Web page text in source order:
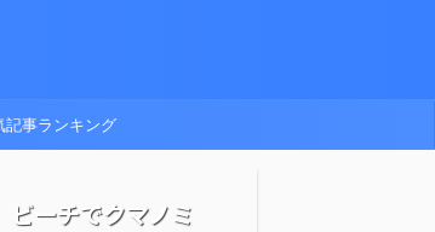
記事ランキング
ビーチでクマノミ